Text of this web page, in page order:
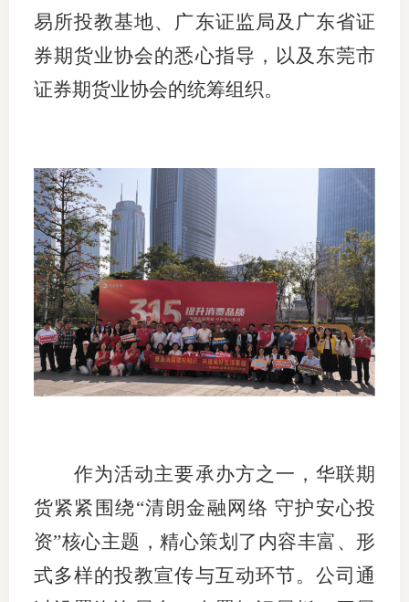
维权须
维权组
案情解
易所投教基地、广东证监局及广东省证
券期货业协会的悉心指导，以及东莞市
证券期货业协会的统筹组织。
作为活动主要承办方之一，华联期
货紧紧围绕“清朗金融网络 守护安心投
资”核心主题，精心策划了内容丰富、形
式多样的投教宣传与互动环节。公司通